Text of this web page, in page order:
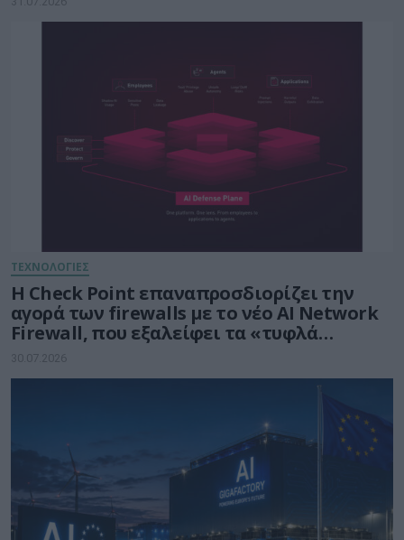
ΤΕΧΝΟΛΟΓΙΕΣ
Η Check Point επαναπροσδιορίζει την
αγορά των firewalls με το νέο AI Network
Firewall, που εξαλείφει τα «τυφλά
σημεία» της Τεχνητής Νοημοσύνης σε
κάθε δίκτυο
30.07.2026